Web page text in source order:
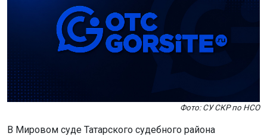
Фото: СУ СКР по НСО
В Мировом суде Татарского судебного района